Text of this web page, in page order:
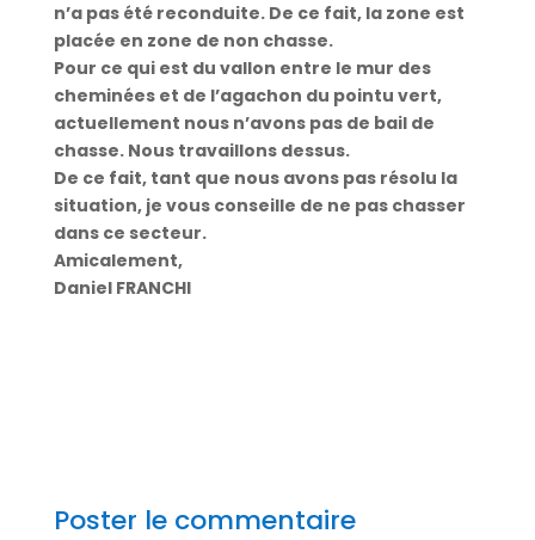
n’a pas été reconduite. De ce fait, la zone est
placée en zone de non chasse.
Pour ce qui est du vallon entre le mur des
cheminées et de l’agachon du pointu vert,
actuellement nous n’avons pas de bail de
chasse. Nous travaillons dessus.
De ce fait, tant que nous avons pas résolu la
situation, je vous conseille de ne pas chasser
dans ce secteur.
Amicalement,
Daniel FRANCHI
Poster le commentaire